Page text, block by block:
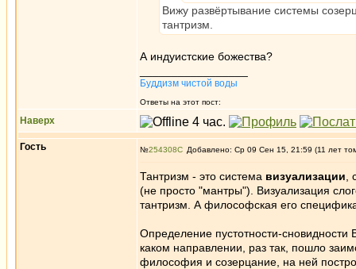
Вижу развёртывание системы
тантризм.
А индуистские божества?
Буддизм чистой воды
Ответы на этот пост:
Наверх
Гость №254308 Добавлено: Ср 09 Сен 15, 21:59 (11 лет
Тантризм - это система визуализации
(не просто "мантры"). Визуализация
тантризм. А философская его
Определение пустотности-
каком направлении, раз так, пошло
философия и созерцание, на ней